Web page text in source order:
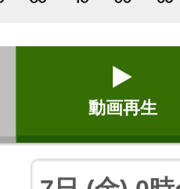
動画再生